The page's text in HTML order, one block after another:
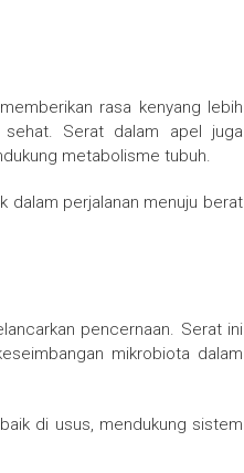
rasa kenyang lebih
sehat. Serat dalam apel juga
metabolisme tubuh.
dalam perjalanan menuju berat
pencernaan. Serat ini
mikrobiota dalam
di usus, mendukung sistem